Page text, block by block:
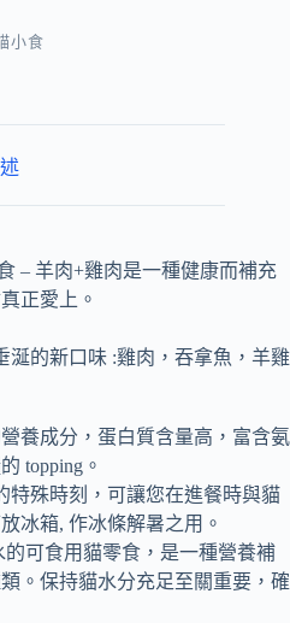
小食
– 羊肉+雞肉是一種健康而補充
正愛上。
涎的新口味 :雞肉，吞拿魚，羊雞
養成分，蛋白質含量高，富含氨
topping 。
特殊時刻，可讓您在進餐時與貓
冰箱, 作冰條解暑之用。
的可食用貓零食，是一種營養補
。保持貓水分充足至關重要，確